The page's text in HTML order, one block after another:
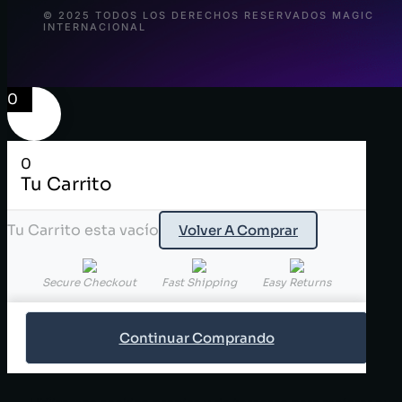
© 2025 TODOS LOS DERECHOS RESERVADOS MAGIC
INTERNACIONAL
0
0
Tu Carrito
Tu Carrito esta vacío Volver A Comprar
Secure Checkout Fast Shipping Easy Returns
Continuar Comprando